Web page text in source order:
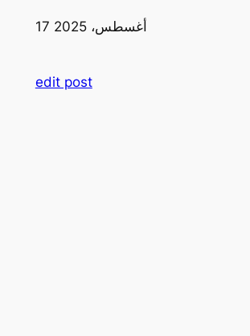
17 أغسطس، 2025
edit post